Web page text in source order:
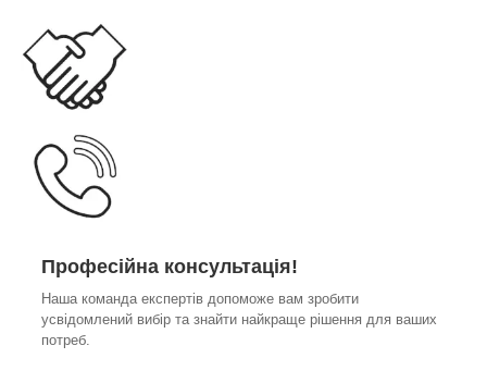
Професійна консультація!
Наша команда експертів допоможе вам зробити
усвідомлений вибір та знайти найкраще рішення для ваших
потреб.